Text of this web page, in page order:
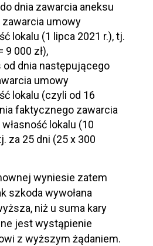
dnia zawarcia aneksu
umowy
lokalu (1 lipca 2021 r.), tj.
9 000 zł),
od dnia następującego
umowy
lokalu (czyli od 16
faktycznego zawarcia
lokalu (10
za 25 dni (25 x 300
wyniesie zatem
szkoda wywołana
niż u suma kary
jest wystąpienie
z wyższym żądaniem.